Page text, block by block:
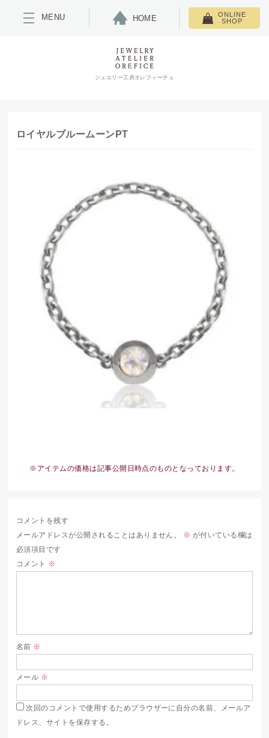
MENU HOME
ONLINE
SHOP
ジュエリー工房オレフィーチェ
ロイヤルブルームーンPT
※アイテムの価格は記事公開日時点のものとなっております。
コメントを残す
メールアドレスが公開されることはありません。
※ が付いている欄は
必須項目です
コメント ※
名前 ※
メール ※
次回のコメントで使用するためブラウザーに自分の名前、メールア
ドレス、サイトを保存する。